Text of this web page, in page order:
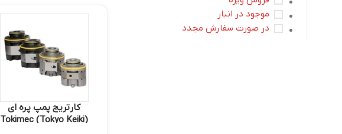
موجود در انبار
در صورت سفارش مجدد
کارتریج پمپ پره ای
Tokimec (Tokyo Keiki)